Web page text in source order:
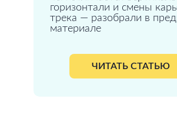
ЧИТАТЬ СТАТЬЮ
горизонтали и смены
трека — разобрали в
материале